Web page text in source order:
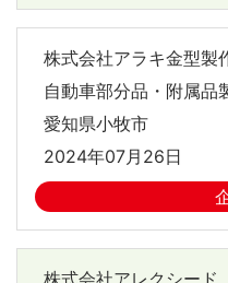
株式会社アラキ金型製
自動車部分品・附属品
愛知県小牧市
2024年07月26日
株式会社アレクシード